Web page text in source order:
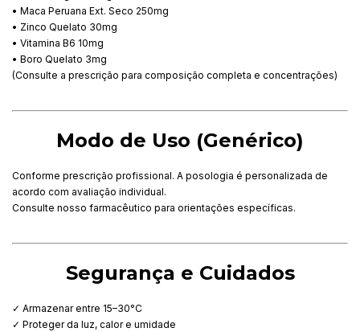
• Maca Peruana Ext. Seco 250mg
• Zinco Quelato 30mg
• Vitamina B6 10mg
• Boro Quelato 3mg
(Consulte a prescrição para composição completa e concentrações)
Modo de Uso (Genérico)
Conforme prescrição profissional. A posologia é personalizada de
acordo com avaliação individual.
Consulte nosso farmacêutico para orientações específicas.
Segurança e Cuidados
✓ Armazenar entre 15–30°C
✓ Proteger da luz, calor e umidade